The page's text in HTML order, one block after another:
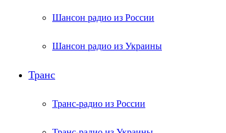
Шансон радио из России
Шансон радио из Украины
Транс
Транс-радио из России